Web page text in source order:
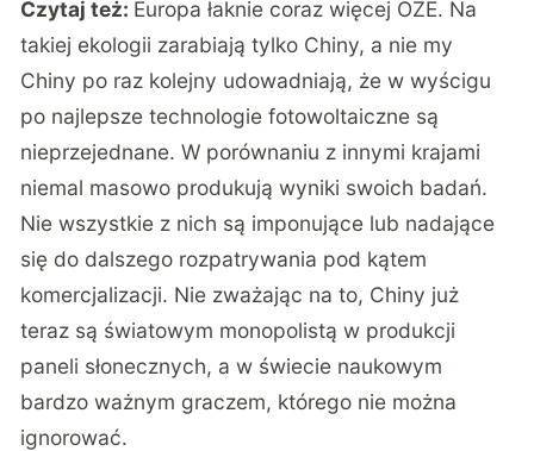
Czytaj też: Europa łaknie coraz więcej OZE. Na
takiej ekologii zarabiają tylko Chiny, a nie my
Chiny po raz kolejny udowadniają, że w wyścigu
po najlepsze technologie fotowoltaiczne są
nieprzejednane. W porównaniu z innymi krajami
niemal masowo produkują wyniki swoich badań.
Nie wszystkie z nich są imponujące lub nadające
się do dalszego rozpatrywania pod kątem
komercjalizacji. Nie zważając na to, Chiny już
teraz są światowym monopolistą w produkcji
paneli słonecznych, a w świecie naukowym
bardzo ważnym graczem, którego nie można
ignorować.